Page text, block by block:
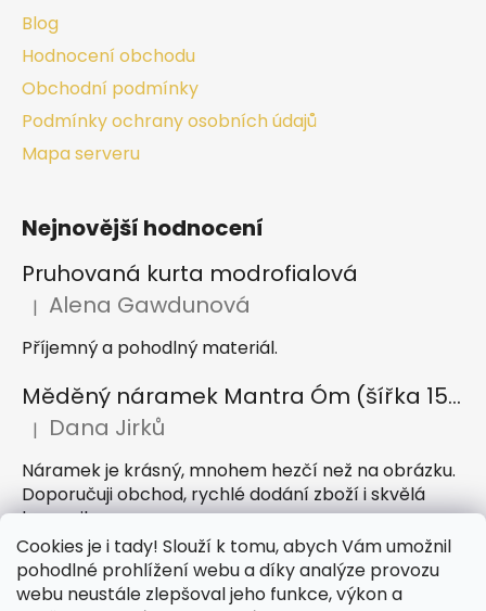
Cookies je i tady! Slouží k tomu, abych Vám umožnil
pohodlné prohlížení webu a díky analýze provozu
webu neustále zlepšoval jeho funkce, výkon a
Blog
Hodnocení obchodu
Obchodní podmínky
Podmínky ochrany osobních údajů
Mapa serveru
Nejnovější hodnocení
Pruhovaná kurta modrofialová
Hodnocení produktu je 5 z 5 hvězdiček.
| Alena Gawdunová
Příjemný a pohodlný materiál.
Měděný náramek Mantra Óm (šířka 15 mm)
Hodnocení produktu je 5 z 5 hvězdiček.
| Dana Jirků
Náramek je krásný, mnohem hezčí než na obrázku.
Doporučuji obchod, rychlé dodání zboží i skvělá
komunikace
| Petra Hejátková